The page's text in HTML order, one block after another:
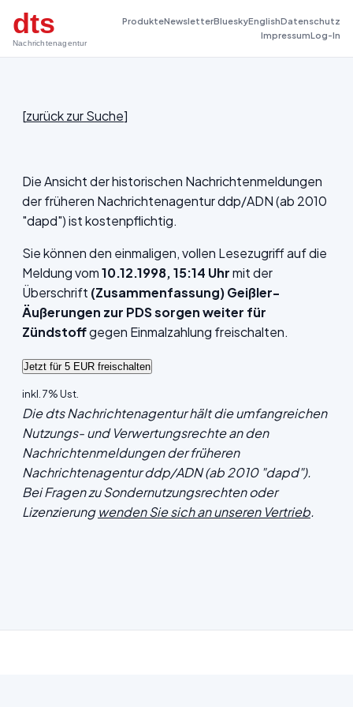
dts
Nachrichtenagentur
ProdukteNewsletterBlueskyEnglishDatenschutz
ImpressumLog-In
[zurück zur Suche]
Die Ansicht der historischen Nachrichtenmeldungen
der früheren Nachrichtenagentur ddp/ADN (ab 2010
"dapd") ist kostenpflichtig.
Sie können den einmaligen, vollen Lesezugriff auf die
Meldung vom10.12.1998, 15:14 Uhrmit der
Überschrift (Zusammenfassung) Geißler-
Äußerungen zur PDS sorgen weiter für
Zündstoffgegen Einmalzahlung freischalten.
inkl. 7% Ust.
Die dts Nachrichtenagentur hält die umfangreichen
Nutzungs- und Verwertungsrechte an den
Nachrichtenmeldungen der früheren
Nachrichtenagentur ddp/ADN (ab 2010 "dapd").
Bei Fragen zu Sondernutzungsrechten oder
Lizenzierungwenden Sie sich an unseren Vertrieb.